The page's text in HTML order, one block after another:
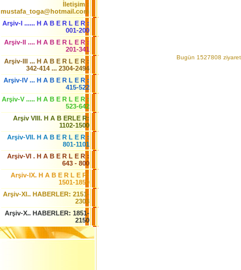
İletişim :
mustafa_toga@hotmail.com
Arşiv-I ...... H A B E R L E R :
001-200
Arşiv-II .... H A B E R L E R :
201-341
Arşiv-III ... H A B E R L E R :
342-414 ... 2304-2494
Arşiv-IV ... H A B E R L E R :
415-522
Arşiv-V ..... H A B E R L E R :
523-642
Arşiv VIII. H A B ERLE R:
1102-1500
Arşiv-VII. H A B E R L E R :
801-1101
Arşiv-VI . H A B E R L E R :
643 - 800
Arşiv-IX. H A B E R L E R:
1501-1850
Arşiv-XI.. HABERLER: 2151-
2303
Arşiv-X.. HABERLER: 1851-
2150
Bugün 1527808